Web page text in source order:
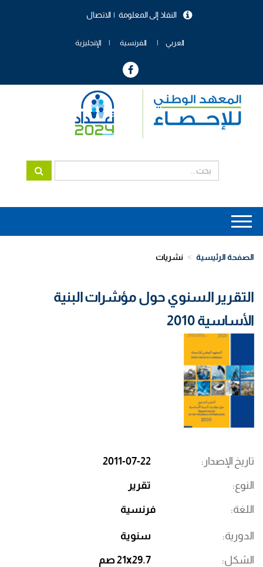
الاتصال النفاذ إلى المعلومة
العربي الفرنسية الإنجليزية
Main
navigation
الصفحة الرئيسية نشريات
التقرير السنوي حول مؤشرات البنية
الأساسية 2010
تاريخ الإصدار 2011-07-22
النوع تقرير
اللغة فرنسية
الدورية سنوية
الشكل 21x29.7 صم